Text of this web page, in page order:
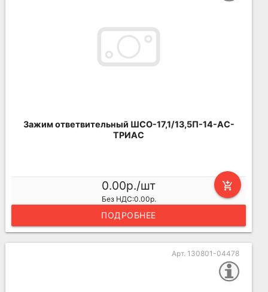
Зажим ответвительный ШСО-17,1/13,5П-14-АС-
ТРИАС
add_shopping_cart
0.00р./шт
Без НДС:0.00р.
ПОДРОБНЕЕ
Арт. 130801-04478